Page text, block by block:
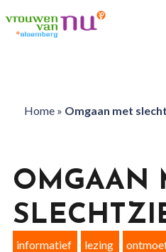
Home» Omgaan met
OMGAAN
informatief lezing